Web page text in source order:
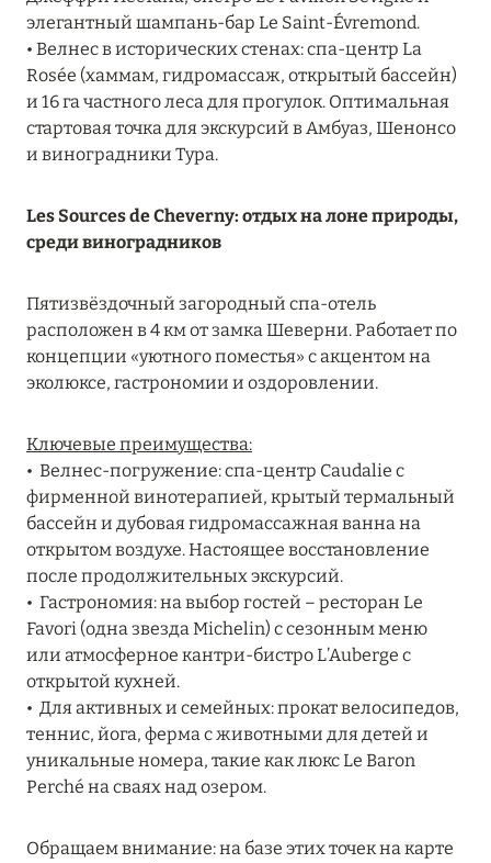
И ULTIMA COURCHEVEL
Подробнее
08 августа 2024
THE NAUTILUS MALDIVES: МАНТЫ, КИТОВЫЕ
Подробнее
30 июля 2024
ONE&ONLY PORTONOVI: В АВГУСТЕ ПО
СПЕЦИАЛЬНЫМ ЦЕНАМ
19 июля 2024
BIJAL: АКТУАЛЬНЫЕ СПЕЦИАЛЬНЫЕ
ПРЕДЛОЖЕНИЯ
Подробнее
05 июля 2024
THE ST. REGIS MALDIVES VOMMULI RESORT:
НОВОГОДНИЕ ДАТЫ СО СКИДКОЙ 25%
26 июня 2024
элегантный шампань-бар Le Saint-Évremond.
• Велнес в исторических стенах: спа-центр La
Rosée (хаммам, гидромассаж, открытый бассейн)
и 16 га частного леса для прогулок. Оптимальная
стартовая точка для экскурсий в Амбуаз, Шенонсо
и виноградники Тура.
Les Sources de Cheverny: отдых на лоне природы,
среди виноградников
Пятизвёздочный загородный спа-отель
расположен в 4 км от замка Шеверни. Работает по
концепции «уютного поместья» с акцентом на
эколюксе, гастрономии и оздоровлении.
Ключевые преимущества:
• Велнес-погружение: спа-центр Caudalie с
фирменной винотерапией, крытый термальный
бассейн и дубовая гидромассажная ванна на
открытом воздухе. Настоящее восстановление
после продолжительных экскурсий.
• Гастрономия: на выбор гостей – ресторан Le
Favori (одна звезда Michelin) с сезонным меню
или атмосферное кантри-бистро L’Auberge с
открытой кухней.
• Для активных и семейных: прокат велосипедов,
теннис, йога, ферма с животными для детей и
уникальные номера, такие как люкс Le Baron
Perché на сваях над озером.
Обращаем внимание: на базе этих точек на карте